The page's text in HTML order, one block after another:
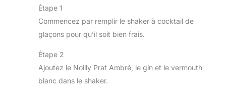
Étape 1
Commencez par remplir le shaker à cocktail de
glaçons pour qu’il soit bien frais.
Étape 2
Ajoutez le Noilly Prat Ambré, le gin et le vermouth
blanc dans le shaker.